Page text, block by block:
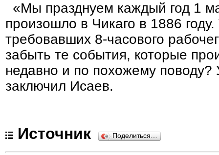
«Мы празднуем каждый год 1
произошло в Чикаго в 1886
требовавших 8-часового
забыть те события, которые
недавно и по похожему поводу?
заключил Исаев.
Источник Поделиться…